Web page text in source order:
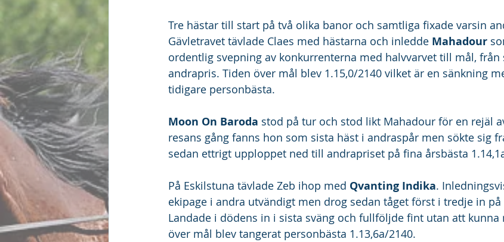
Tre hästar till start på två olika banor och samtliga fixade varsin
Gävletravet tävlade Claes med hästarna och inledde Mahadour
ordentlig svepning av konkurrenterna med halvvarvet till mål, från
andrapris. Tiden över mål blev 1.15,0/2140 vilket är en sänkning
tidigare personbästa.
Moon On Baroda stod på tur och stod likt Mahadour för en rejäl
resans gång fanns hon som sista häst i andraspår men sökte sig
sedan ettrigt upploppet ned till andrapriset på fina årsbästa
På Eskilstuna tävlade Zeb ihop med Qvanting Indika.
ekipage i andra utvändigt men drog sedan tåget först i tredje in
Landade i dödens in i sista sväng och fullföljde fint utan att kunna
över mål blev tangerat personbästa 1.13,6a/2140.